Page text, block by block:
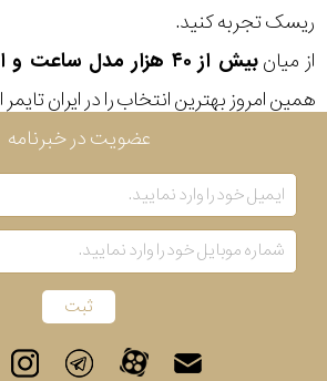
ریسک تجربه کنید.
از میانبیش از ۴۰ هزار مدل ساعت و اکسسوری اورجینال
همین امروز بهترین انتخاب را در ایران
عضویت در خبرنامه